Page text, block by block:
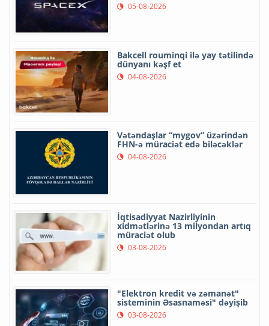
05-08-2026
Bakcell rouminqi ilə yay tətilində
dünyanı kəşf et
04-08-2026
Vətəndaşlar “mygov” üzərindən
FHN-ə müraciət edə biləcəklər
04-08-2026
İqtisadiyyat Nazirliyinin
xidmətlərinə 13 milyondan artıq
müraciət olub
03-08-2026
"Elektron kredit və zəmanət"
sisteminin Əsasnaməsi" dəyişib
03-08-2026